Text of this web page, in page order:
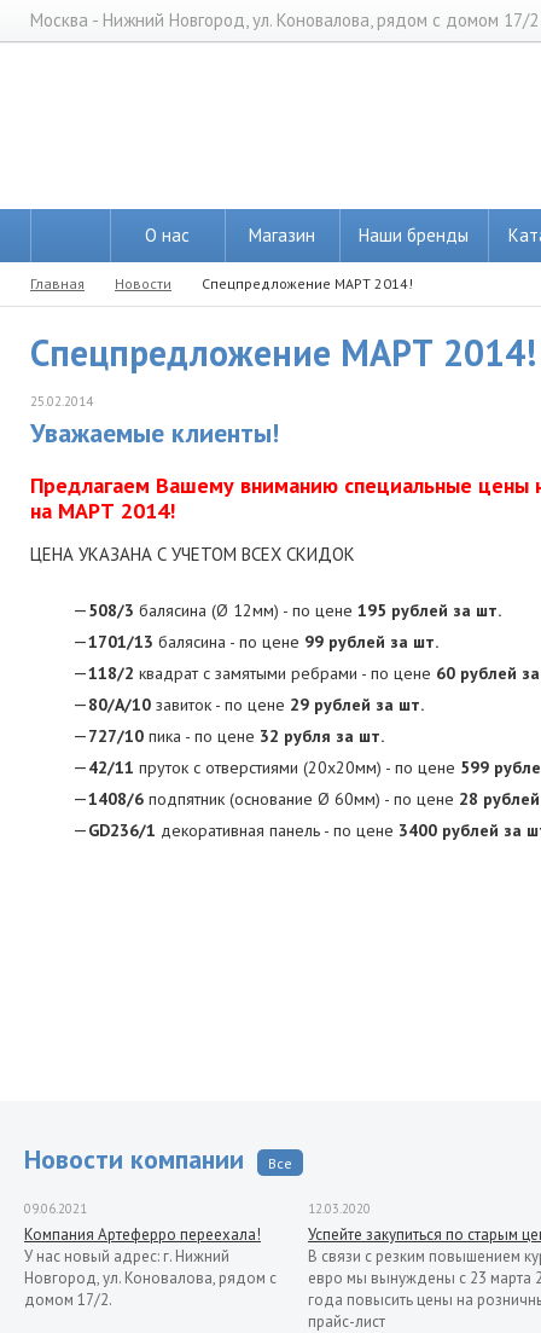
Москва - Нижний Новгород, ул. Коновалова, рядом с домом 17/2
О нас Магазин Наши бренды
Главная Новости Спецпредложение МАРТ 2014!
Спецпредложение МАРТ 2014!
25.02.2014
Уважаемые клиенты!
Предлагаем Вашему вниманию специальные цены
на МАРТ 2014!
ЦЕНА УКАЗАНА С УЧЕТОМ ВСЕХ СКИДОК
508/3 балясина (Ø 12мм) - по цене 195 рублей за шт.
1701/13 балясина - по цене 99 рублей за шт.
118/2 квадрат с замятыми ребрами - по цене 60 рублей
80/A/10 завиток - по цене 29 рублей за шт.
727/10 пика - по цене 32 рубля за шт.
42/11 пруток с отверстиями (20х20мм) - по цене 599
1408/6 подпятник (основание Ø 60мм) - по цене 28
GD236/1 декоративная панель - по цене 3400 рублей за
Новости компании Все
09.06.2021
Компания Артеферро переехала!
У нас новый адрес: г. Нижний
Новгород, ул. Коновалова, рядом с
домом 17/2.
12.03.2020
Успейте закупиться по старым
В связи с резким повышением
евро мы вынуждены с 23 марта
года повысить цены на
прайс-лист